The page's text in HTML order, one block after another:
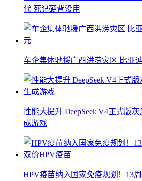
代 死记硬背没用
车企集体驰援广西洪涝灾区 比亚
性能大提升 DeepSeek V4正式版
成游戏
HPV疫苗纳入国家免疫规划！13